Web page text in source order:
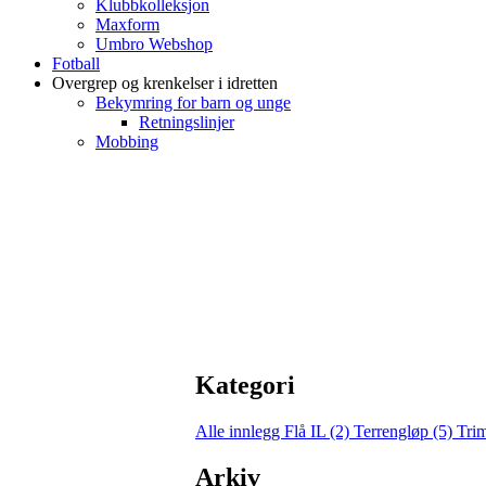
Klubbkolleksjon
Maxform
Umbro Webshop
Fotball
Overgrep og krenkelser i idretten
Bekymring for barn og unge
Retningslinjer
Mobbing
Kategori
Alle innlegg Flå IL (2) Terrengløp (5)
Arkiv